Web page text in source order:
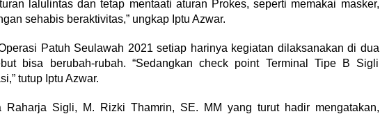
lalulintas dan tetap mentaati aturan Prokes, seperti memakai masker,
sehabis beraktivitas,” ungkap Iptu Azwar.
Patuh Seulawah 2021 setiap harinya kegiatan dilaksanakan di dua
bisa berubah-rubah. “Sedangkan check point Terminal Tipe B Sigli
tutup Iptu Azwar.
Raharja Sigli, M. Rizki Thamrin, SE. MM yang turut hadir mengatakan,